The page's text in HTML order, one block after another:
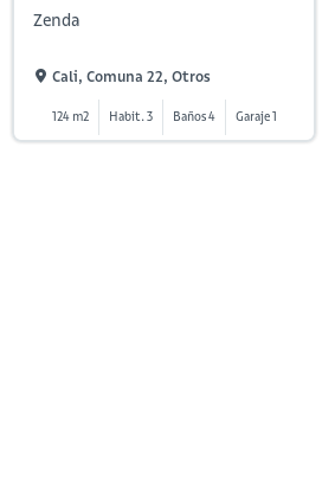
Zenda
Cali, Comuna 22, Otros
124 m2 Habit. 3 Baños 4 Garaje 1